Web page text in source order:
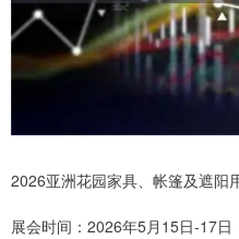
2026亚洲花园家具、帐篷及遮阳
展会时间：2026年5月15日-17日